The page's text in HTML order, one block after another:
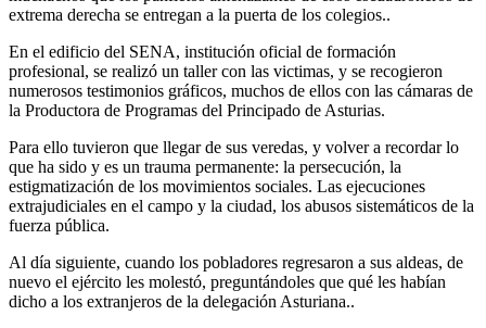
extrema derecha se entregan a la puerta de los colegios..
En el edificio del SENA, institución oficial de formación
profesional, se realizó un taller con las victimas, y se recogieron
numerosos testimonios gráficos, muchos de ellos con las cámaras de
la Productora de Programas del Principado de Asturias.
Para ello tuvieron que llegar de sus veredas, y volver a recordar lo
que ha sido y es un trauma permanente: la persecución, la
estigmatización de los movimientos sociales. Las ejecuciones
extrajudiciales en el campo y la ciudad, los abusos sistemáticos de la
fuerza pública.
Al día siguiente, cuando los pobladores regresaron a sus aldeas, de
nuevo el ejército les molestó, preguntándoles que qué les habían
dicho a los extranjeros de la delegación Asturiana..